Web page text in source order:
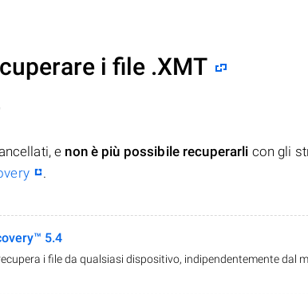
i file .XMT
e non è più possibile recuperarli con gli
.
5.4
i file da qualsiasi dispositivo, indipendentemente dal